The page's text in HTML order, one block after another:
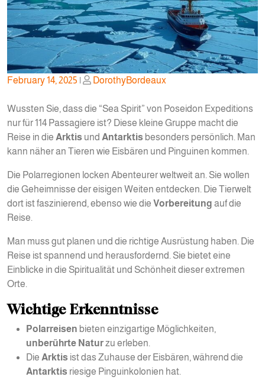
Posted
February 14, 2025 | Posted
DorothyBordeaux
Wussten Sie, dass die “Sea Spirit” von Poseidon Expeditions
nur für 114 Passagiere ist? Diese kleine Gruppe macht die
Reise in die Arktis und Antarktis besonders persönlich. Man
kann näher an Tieren wie Eisbären und Pinguinen kommen.
Die Polarregionen locken Abenteurer weltweit an. Sie wollen
die Geheimnisse der eisigen Weiten entdecken. Die Tierwelt
dort ist faszinierend, ebenso wie die Vorbereitung auf die
Reise.
Man muss gut planen und die richtige Ausrüstung haben. Die
Reise ist spannend und herausfordernd. Sie bietet eine
Einblicke in die Spiritualität und Schönheit dieser extremen
Orte.
Wichtige Erkenntnisse
Polarreisen bieten einzigartige Möglichkeiten,
unberührte Naturzu erleben.
Die Arktis ist das Zuhause der Eisbären, während die
Antarktis riesige Pinguinkolonien hat.